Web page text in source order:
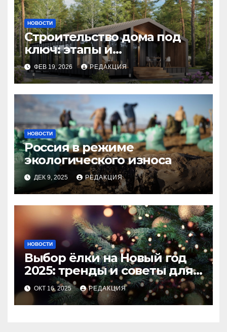
НОВОСТИ
Строительство дома под
ключ: этапы и
планирование бюджета
ФЕВ 19, 2026 РЕДАКЦИЯ
НОВОСТИ
Россия в режиме
экологического износа
ДЕК 9, 2025 РЕДАКЦИЯ
НОВОСТИ
Выбор ёлки на Новый год
2025: тренды и советы для
идеального праздника
ОКТ 16, 2025 РЕДАКЦИЯ